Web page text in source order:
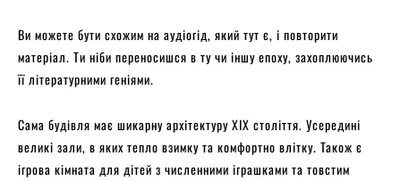
Ви можете бути схожим на аудіогід, який тут є, і повторити
матеріал. Ти ніби переносишся в ту чи іншу епоху, захоплюючись
її літературними геніями.
Сама будівля має шикарну архітектуру XIX століття. Усередині
великі зали, в яких тепло взимку та комфортно влітку. Також є
ігрова кімната для дітей з численними іграшками та товстим